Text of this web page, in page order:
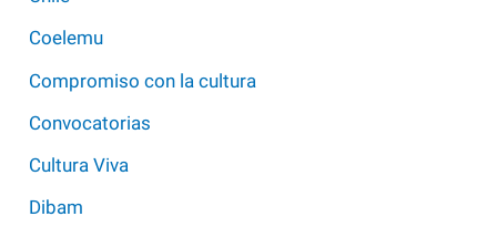
Coelemu
Compromiso con la cultura
Convocatorias
Cultura Viva
Dibam